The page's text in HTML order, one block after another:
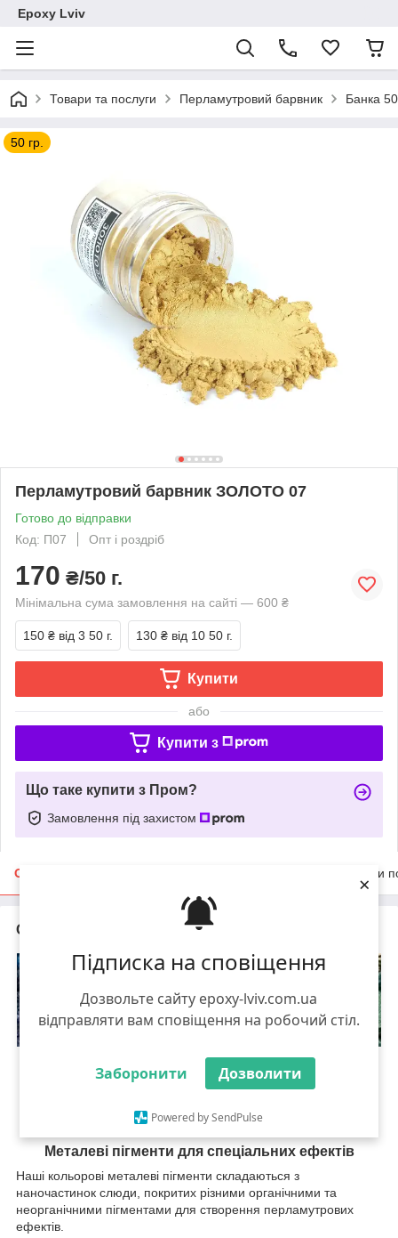
Підписка на сповіщення
Дозвольте сайту epoxy-lviv.com.ua
відправляти вам сповіщення на робочий стіл.
Заборонити Дозволити
Powered by SendPulse
×
Epoxy Lviv
Товари та послуги Перламутровий барвник Банка
50 гр.
Перламутровий барвник ЗОЛОТО 07
Готово до відправки
Код: П07
Опт і роздріб
170 ₴/50 г.
Мінімальна сума замовлення на сайті — 600 ₴
150 ₴ від 3 50 г. 130 ₴ від 10 50 г.
Купити
або
Купити з
Що таке купити з Пром?
Замовлення під захистом
Опис Умови
Опис
Барвники металевого кольору
зробити ваш проект унікальним!
Металеві пігменти для спеціальних ефектів
Наші кольорові металеві пігменти складаються з
наночастинок слюди, покритих різними органічними та
неорганічними пігментами для створення перламутрових
ефектів.